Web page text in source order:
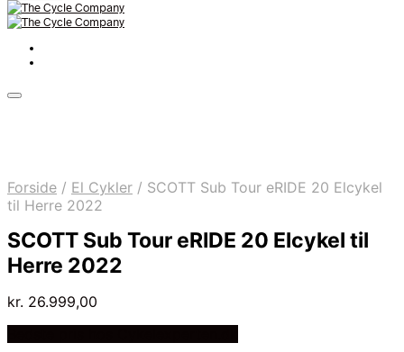
Forside / El Cykler / SCOTT Sub Tour eRIDE 20 Elcykel
til Herre 2022
SCOTT Sub Tour eRIDE 20 Elcykel til
Herre 2022
kr. 26.999,00